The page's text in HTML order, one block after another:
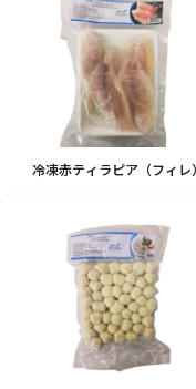
冷凍赤ティラピア（フィレ）